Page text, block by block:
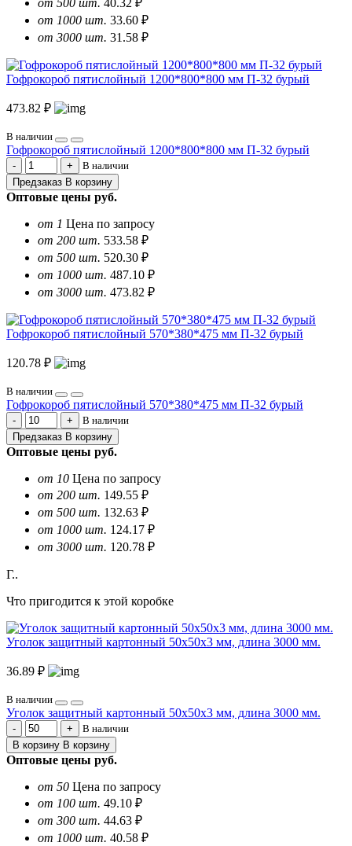
от 500 шт. 40.32 ₽
от 1000 шт. 33.60 ₽
от 3000 шт. 31.58 ₽
Гофрокороб пятислойный 1200*800*800 мм П-32 бурый
473.82 ₽
В наличии
Гофрокороб пятислойный 1200*800*800 мм П-32 бурый
В наличии
Предзаказ В корзину
Оптовые цены руб.
от 1 Цена по запросу
от 200 шт. 533.58 ₽
от 500 шт. 520.30 ₽
от 1000 шт. 487.10 ₽
от 3000 шт. 473.82 ₽
Гофрокороб пятислойный 570*380*475 мм П-32 бурый
120.78 ₽
В наличии
Гофрокороб пятислойный 570*380*475 мм П-32 бурый
В наличии
Предзаказ В корзину
Оптовые цены руб.
от 10 Цена по запросу
от 200 шт. 149.55 ₽
от 500 шт. 132.63 ₽
от 1000 шт. 124.17 ₽
от 3000 шт. 120.78 ₽
Г..
Что пригодится к этой коробке
Уголок защитный картонный 50х50х3 мм, длина 3000 мм.
36.89 ₽
В наличии
Уголок защитный картонный 50х50х3 мм, длина 3000 мм.
В наличии
В корзину В корзину
Оптовые цены руб.
от 50 Цена по запросу
от 100 шт. 49.10 ₽
от 300 шт. 44.63 ₽
от 1000 шт. 40.58 ₽